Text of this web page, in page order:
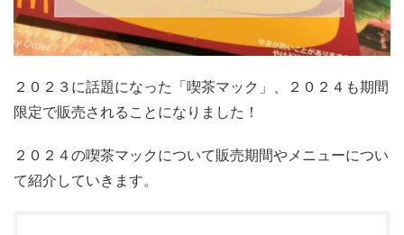
２０２３に話題になった「喫茶マック」、２０２４も期間
限定で販売されることになりました！
２０２４の喫茶マックについて販売期間やメニューについ
て紹介していきます。